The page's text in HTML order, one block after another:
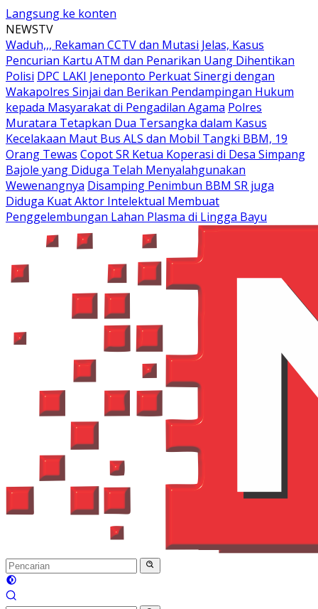
Langsung ke konten
NEWSTV
Waduh,,, Rekaman CCTV dan Mutasi Jelas, Kasus
Pencurian Kartu ATM dan Penarikan Uang Dihentikan
Polisi DPC LAKI Jeneponto Perkuat Sinergi dengan
Wakapolres Sinjai dan Berikan Pendampingan Hukum
kepada Masyarakat di Pengadilan Agama Polres
Muratara Tetapkan Dua Tersangka dalam Kasus
Kecelakaan Maut Bus ALS dan Mobil Tangki BBM, 19
Orang Tewas Copot SR Ketua Koperasi di Desa Simpang
Bajole yang Diduga Telah Menyalahgunakan
Wewenangnya Disamping Penimbun BBM SR juga
Diduga Kuat Aktor Intelektual Membuat
Penggelembungan Lahan Plasma di Lingga Bayu